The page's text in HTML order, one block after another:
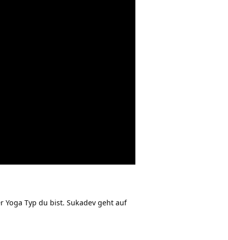
Yoga Typ du bist. Sukadev geht auf